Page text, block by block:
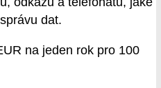
dat.
na jeden rok pro 100